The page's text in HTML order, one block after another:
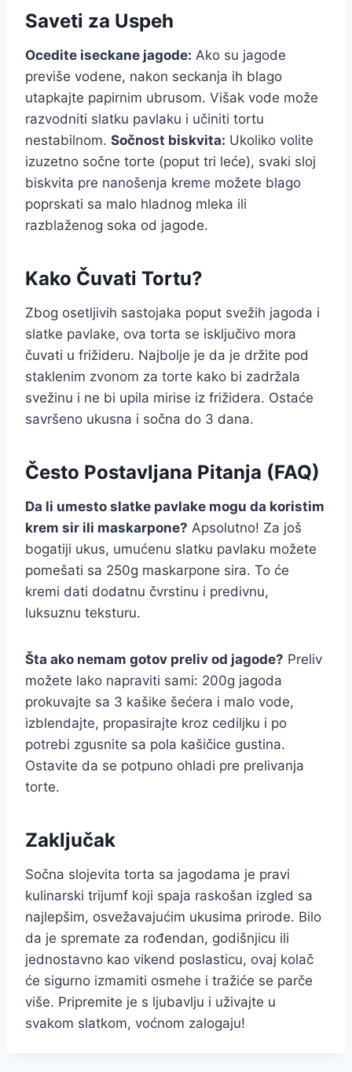
Saveti za Uspeh
Ocedite iseckane jagode: Ako su jagode
previše vodene, nakon seckanja ih blago
utapkajte papirnim ubrusom. Višak vode može
razvodniti slatku pavlaku i učiniti tortu
nestabilnom. Sočnost biskvita: Ukoliko volite
izuzetno sočne torte (poput tri leće), svaki sloj
biskvita pre nanošenja kreme možete blago
poprskati sa malo hladnog mleka ili
razblaženog soka od jagode.
Kako Čuvati Tortu?
Zbog osetljivih sastojaka poput svežih jagoda i
slatke pavlake, ova torta se isključivo mora
čuvati u frižideru. Najbolje je da je držite pod
staklenim zvonom za torte kako bi zadržala
svežinu i ne bi upila mirise iz frižidera. Ostaće
savršeno ukusna i sočna do 3 dana.
Često Postavljana Pitanja (FAQ)
Da li umesto slatke pavlake mogu da koristim
krem sir ili maskarpone? Apsolutno! Za još
bogatiji ukus, umućenu slatku pavlaku možete
pomešati sa 250g maskarpone sira. To će
kremi dati dodatnu čvrstinu i predivnu,
luksuznu teksturu.
Šta ako nemam gotov preliv od jagode? Preliv
možete lako napraviti sami: 200g jagoda
prokuvajte sa 3 kašike šećera i malo vode,
izblendajte, propasirajte kroz cediljku i po
potrebi zgusnite sa pola kašičice gustina.
Ostavite da se potpuno ohladi pre prelivanja
torte.
Zaključak
Sočna slojevita torta sa jagodama je pravi
kulinarski trijumf koji spaja raskošan izgled sa
najlepšim, osvežavajućim ukusima prirode. Bilo
da je spremate za rođendan, godišnjicu ili
jednostavno kao vikend poslasticu, ovaj kolač
će sigurno izmamiti osmehe i tražiće se parče
više. Pripremite je s ljubavlju i uživajte u
svakom slatkom, voćnom zalogaju!